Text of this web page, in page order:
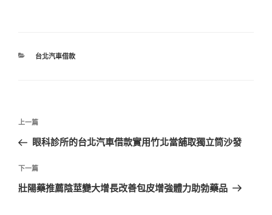
分
台北汽車借款
文
導
覽
上
一
文
章
上一篇
眼科診所的台北汽車借款實用竹北當舖取獨立筒沙發
下
一
下一篇
壯陽藥推薦陰莖變大增長改善包皮增強體力助勃藥品